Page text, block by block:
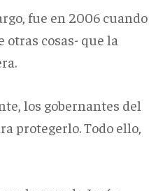
fue en 2006 cuando
cosas- que la
los gobernantes del
protegerlo. Todo ello,